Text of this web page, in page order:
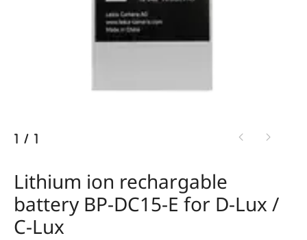
1 / 1
Lithium ion rechargable
battery BP-DC15-E for D-Lux /
C-Lux